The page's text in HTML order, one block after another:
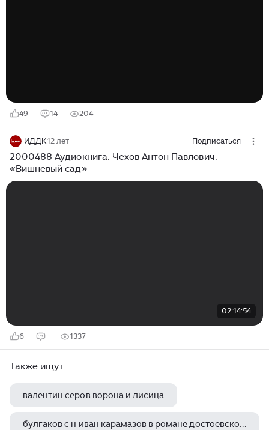
49 14 204
ИДДК12 лет Подписаться
2000488 Аудиокнига. Чехов Антон Павлович.
«Вишневый сад»
02:14:54
6 1337
Также ищут
валентин серов ворона и лисица
булгаков с н иван карамазов в романе достоевского братья карамазовы как философский тип